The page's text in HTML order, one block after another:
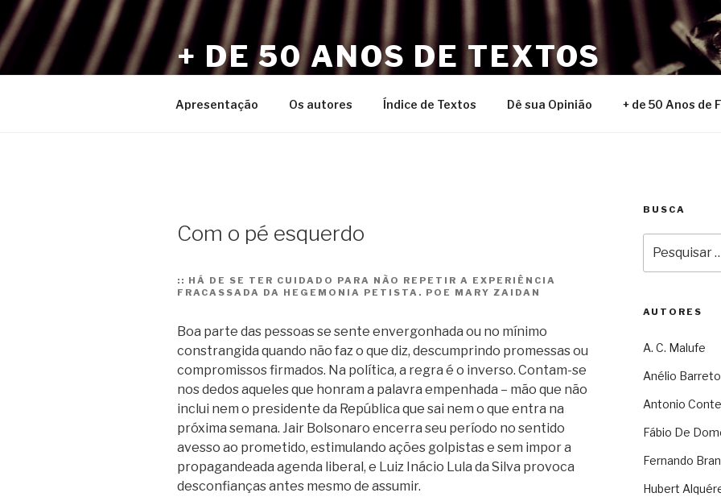
Pular
para
o
conteúdo
+ DE 50 ANOS DE TEXTOS
Apresentação Os autores Índice de Textos Dê sua Opinião + de 50 Anos de
Com o pé esquerdo
:: HÁ DE SE TER CUIDADO PARA NÃO REPETIR A EXPERIÊNCIA
FRACASSADA DA HEGEMONIA PETISTA. POE MARY ZAIDAN
Boa parte das pessoas se sente envergonhada ou no mínimo
constrangida quando não faz o que diz, descumprindo promessas ou
compromissos firmados. Na política, a regra é o inverso. Contam-se
nos dedos aqueles que honram a palavra empenhada – mão que não
inclui nem o presidente da República que sai nem o que entra na
próxima semana. Jair Bolsonaro encerra seu período no sentido
avesso ao prometido, estimulando ações golpistas e sem impor a
propagandeada agenda liberal, e Luiz Inácio Lula da Silva provoca
desconfianças antes mesmo de assumir.
BUSCA
por:
AUTORES
A. C. Malufe
Anélio Barreto
Antonio
Fábio De
Fernando
Hubert